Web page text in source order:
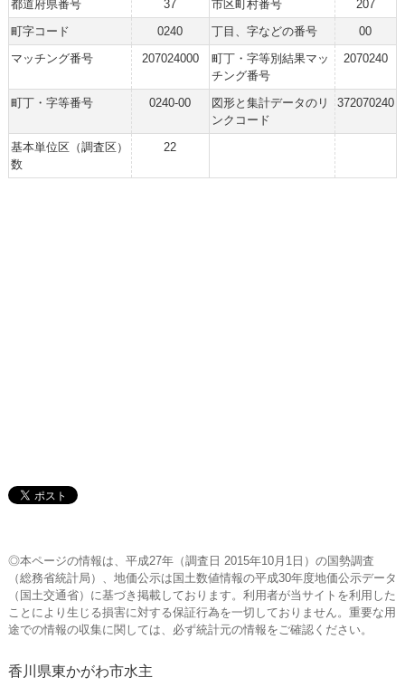
都道府県番号 37 市区町村番号
207
町字コード
0240 丁目、字などの番号
00
マッチング番号
207024000
町丁・字等別結果マッ
チング番号
2070240
町丁・字等番号 0240-00
図形と集計データのリ
ンクコード
372070240
基本単位区（調査区）
数
22
◎本ページの情報は、平成27年（調査日 2015年10月1日）の国勢調査
（総務省統計局）、地価公示は国土数値情報の平成30年度地価公示データ
（国土交通省）に基づき掲載しております。利用者が当サイトを利用した
ことにより生じる損害に対する保証行為を一切しておりません。重要な用
途での情報の収集に関しては、必ず統計元の情報をご確認ください。
香川県東かがわ市水主